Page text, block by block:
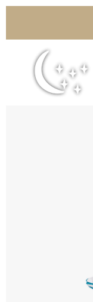
direct